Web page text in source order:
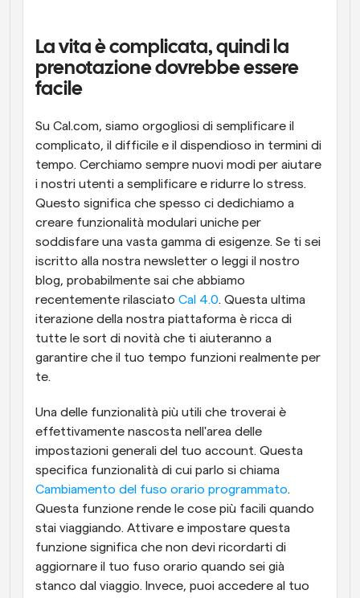
Programmazione potenziata con chiamate
Automatizzare la pianificazione e i promemoria
Blog
Riunioni Instantanee
Incontrare i clienti in pochi minuti
Link di Gruppo Dinamico
Prenota senza sforzo riunioni con più persone
Webhook
Ricevi una notifica quando succede qualcosa
La vita è complicata, quindi la
prenotazione dovrebbe essere
facile
Su Cal.com, siamo orgogliosi di semplificare il
complicato, il difficile e il dispendioso in termini di
tempo. Cerchiamo sempre nuovi modi per aiutare
i nostri utenti a semplificare e ridurre lo stress.
Questo significa che spesso ci dedichiamo a
creare funzionalità modulari uniche per
soddisfare una vasta gamma di esigenze. Se ti sei
iscritto alla nostra newsletter o leggi il nostro
blog, probabilmente sai che abbiamo
recentemente rilasciato Cal 4.0. Questa ultima
iterazione della nostra piattaforma è ricca di
tutte le sort di novità che ti aiuteranno a
garantire che il tuo tempo funzioni realmente per
te.
Una delle funzionalità più utili che troverai è
effettivamente nascosta nell'area delle
impostazioni generali del tuo account. Questa
Cambiamento del fuso orario programmato.
Questa funzione rende le cose più facili quando
stai viaggiando. Attivare e impostare questa
funzione significa che non devi ricordarti di
aggiornare il tuo fuso orario quando sei già
stanco dal viaggio. Invece, puoi accedere al tuo